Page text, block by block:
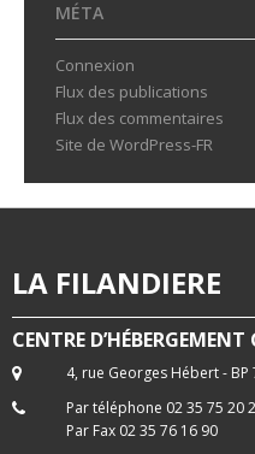
MÉTA
Connexion
Flux des publications
Flux des commentaires
Site de WordPress-FR
LA FILANDIERE
CENTRE
4, rue Georges Hébert - BP
Par téléphone 02 35 75 20
Par Fax 02 35 76 16 90